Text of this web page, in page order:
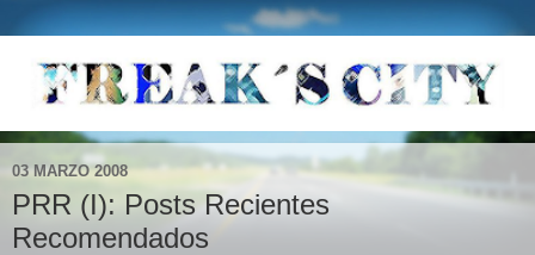
03 MARZO 2008
PRR (I): Posts Recientes
Recomendados